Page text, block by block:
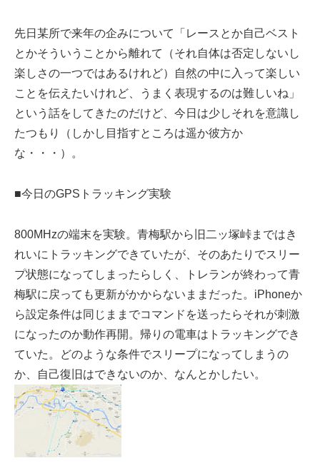
先日某所で来年の企みについて「レースとか自己ベスト
とかそういうことから離れて（それ自体は否定しないし
楽しさの一つではあるけれど）自然の中に入って楽しい
ことを伝えたいけれど、うまく表現するのは難しいね」
という話をしてきたのだけど、今日は少しそれを意識し
たつもり（しかし目指すところは遥か彼方か
な・・・）。
■今日のGPSトラッキング実験
800MHzの端末を実験。青梅駅から旧二ッ塚峠まではき
れいにトラッキングできていたが、そのあたりでスリー
プ状態になってしまったらしく、トレランが終わって青
梅駅に戻っても更新がかからないままだった。iPhoneか
ら設定条件は同じままでコマンドを送ったらそれが刺激
になったのか動作再開。帰りの電車はトラッキングでき
ていた。どのような条件でスリープになってしまうの
か、自己復旧はできないのか、なんとかしたい。